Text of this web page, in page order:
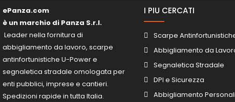
ePanza.com
è un marchio di Panza S.r.l.
Leader nella fornitura di
abbigliamento da lavoro, scarpe
antinfortunistiche U-Power e
segnaletica stradale omologata per
enti pubblici, imprese e cantieri.
Spedizioni rapide in tutta Italia.
I PIU CERCATI
Scarpe
Abbigliamento da
Segnaletica Stradale
DPI e Sicurezza
Abbigliamento